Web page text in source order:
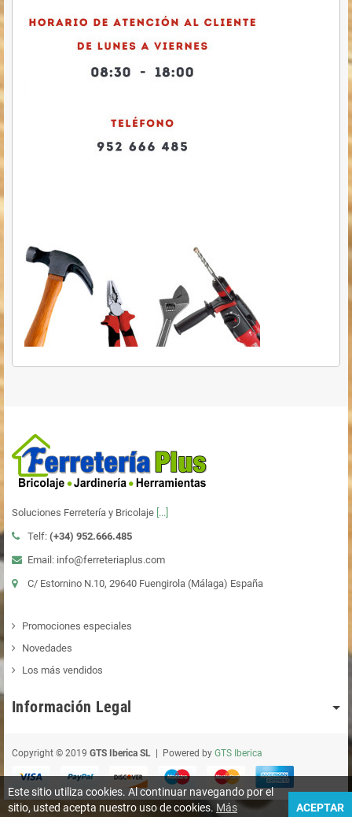
Soluciones Ferretería y Bricolaje [...]
Telf: (+34) 952.666.485
Email: info@ferreteriaplus.com
C/ Estornino N.10, 29640 Fuengirola (Málaga) España
Promociones especiales
Novedades
Los más vendidos
Información Legal
Copyright © 2019 GTS Iberica SL | Powered by GTS Iberica
Este sitio utiliza cookies. Al continuar navegando por el
sitio, usted acepta nuestro uso de cookies. Más ACEPTAR